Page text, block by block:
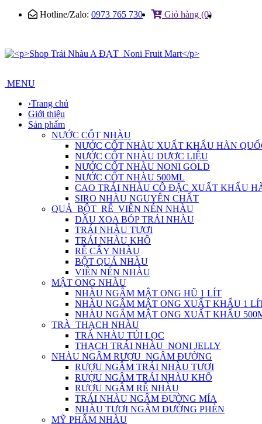
Hotline/Zalo: 0973 765 730 Giỏ hàng (0)
MENU
›Trang chủ
Giới thiệu
Sản phẩm
NƯỚC CỐT NHÀU
NƯỚC CỐT NHÀU XUẤT KHẨU HÀN
NƯỚC CỐT NHÀU DƯỢC LIỆU
NƯỚC CỐT NHÀU NONI GOLD
NƯỚC CỐT NHÀU 500ML
CAO TRÁI NHÀU CÔ ĐẶC XUẤT KHẨU
SIRO NHÀU NGUYÊN CHẤT
QUẢ_BỘT_RỄ_VIÊN NÉN NHÀU
DẦU XOA BÓP TRÁI NHÀU
TRÁI NHÀU TƯƠI
TRÁI NHÀU KHÔ
RỄ CÂY NHÀU
BỘT QUẢ NHÀU
VIÊN NÉN NHÀU
MẬT ONG NHÀU
NHÀU NGÂM MẬT ONG HŨ 1 LÍT
NHÀU NGÂM MẬT ONG XUẤT KHẨU 1
NHÀU NGÂM MẬT ONG XUẤT KHẨU
TRÀ_THẠCH NHÀU
TRÀ NHÀU TÚI LỌC
THẠCH TRÁI NHÀU_NONI JELLY
NHÀU NGÂM RƯỢU_NGÂM ĐƯỜNG
RƯỢU NGÂM TRÁI NHÀU TƯƠI
RƯỢU NGÂM TRÁI NHÀU KHÔ
RƯỢU NGÂM RỄ NHÀU
TRÁI NHÀU NGÂM ĐƯỜNG MÍA
NHÀU TƯƠI NGÂM ĐƯỜNG PHÈN
MỸ PHẨM NHÀU